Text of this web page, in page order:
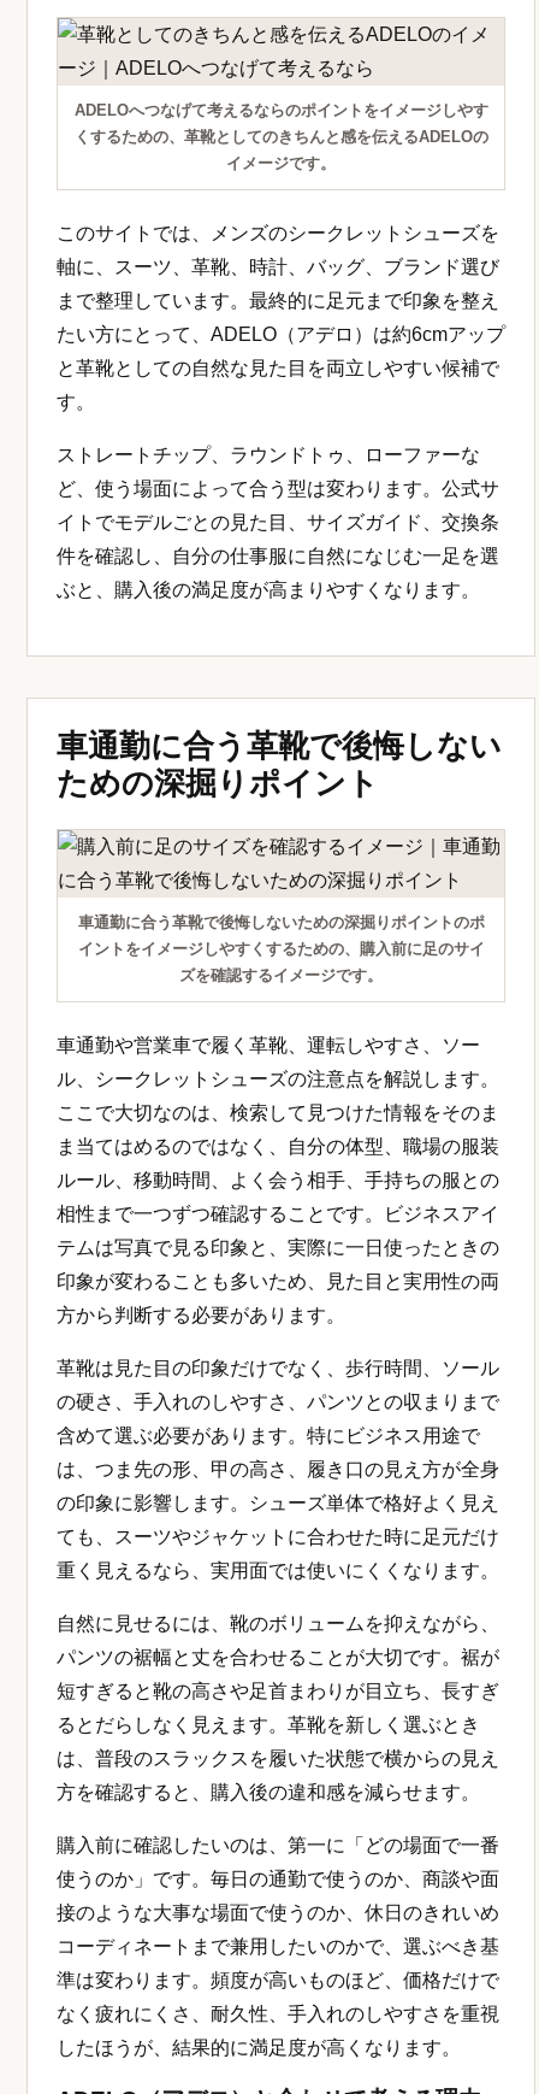
ADELOへつなげて考えるならのポイントをイメージしやす
くするための、革靴としてのきちんと感を伝えるADELOの
イメージです。
このサイトでは、メンズのシークレットシューズを
軸に、スーツ、革靴、時計、バッグ、ブランド選び
まで整理しています。最終的に足元まで印象を整え
たい方にとって、ADELO（アデロ）は約6cmアップ
と革靴としての自然な見た目を両立しやすい候補で
す。
ストレートチップ、ラウンドトゥ、ローファーな
ど、使う場面によって合う型は変わります。公式サ
イトでモデルごとの見た目、サイズガイド、交換条
件を確認し、自分の仕事服に自然になじむ一足を選
ぶと、購入後の満足度が高まりやすくなります。
車通勤に合う革靴で後悔しない
ための深掘りポイント
車通勤に合う革靴で後悔しないための深掘りポイントのポ
イントをイメージしやすくするための、購入前に足のサイ
ズを確認するイメージです。
車通勤や営業車で履く革靴、運転しやすさ、ソー
ル、シークレットシューズの注意点を解説します。
ここで大切なのは、検索して見つけた情報をそのま
ま当てはめるのではなく、自分の体型、職場の服装
ルール、移動時間、よく会う相手、手持ちの服との
相性まで一つずつ確認することです。ビジネスアイ
テムは写真で見る印象と、実際に一日使ったときの
印象が変わることも多いため、見た目と実用性の両
方から判断する必要があります。
革靴は見た目の印象だけでなく、歩行時間、ソール
の硬さ、手入れのしやすさ、パンツとの収まりまで
含めて選ぶ必要があります。特にビジネス用途で
は、つま先の形、甲の高さ、履き口の見え方が全身
の印象に影響します。シューズ単体で格好よく見え
ても、スーツやジャケットに合わせた時に足元だけ
重く見えるなら、実用面では使いにくくなります。
自然に見せるには、靴のボリュームを抑えながら、
パンツの裾幅と丈を合わせることが大切です。裾が
短すぎると靴の高さや足首まわりが目立ち、長すぎ
るとだらしなく見えます。革靴を新しく選ぶとき
は、普段のスラックスを履いた状態で横からの見え
方を確認すると、購入後の違和感を減らせます。
購入前に確認したいのは、第一に「どの場面で一番
使うのか」です。毎日の通勤で使うのか、商談や面
接のような大事な場面で使うのか、休日のきれいめ
コーディネートまで兼用したいのかで、選ぶべき基
準は変わります。頻度が高いものほど、価格だけで
なく疲れにくさ、耐久性、手入れのしやすさを重視
したほうが、結果的に満足度が高くなります。